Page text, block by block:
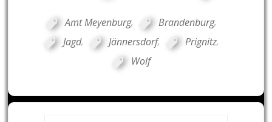
Amt Meyenburg, Brandenburg,
Jagd, Jännersdorf, Prignitz,
Wolf